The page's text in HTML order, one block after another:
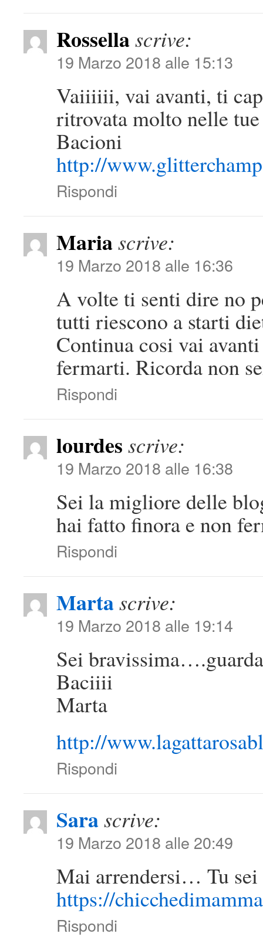
Rossellascrive:
19 Marzo 2018 alle 15:13
Vaiiiiii, vai avanti, ti
ritrovata molto nelle
Bacioni
http://
Rispondi
Mariascrive:
19 Marzo 2018 alle 16:36
A volte ti senti dire no
tutti riescono a starti
Continua cosi vai
fermarti. Ricorda non
Rispondi
lourdes scrive:
19 Marzo 2018 alle 16:38
Sei la migliore delle
hai fatto finora e non
Rispondi
Martascrive:
19 Marzo 2018 alle 19:14
Sei
Baciiii
Marta
http://
Rispondi
Sarascrive:
19 Marzo 2018 alle 20:49
Mai arrendersi… Tu sei
https://
Rispondi